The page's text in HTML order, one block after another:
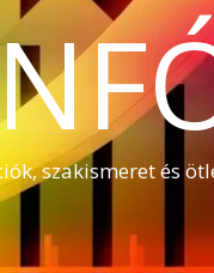
szakismeret és